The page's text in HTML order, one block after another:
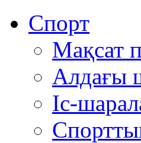
Спорт
Мақсат
Алдағы
Іс-